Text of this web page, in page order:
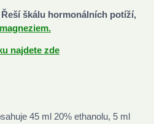
škálu hormonálních potíží,
najdete zde
45 ml 20% ethanolu, 5 ml